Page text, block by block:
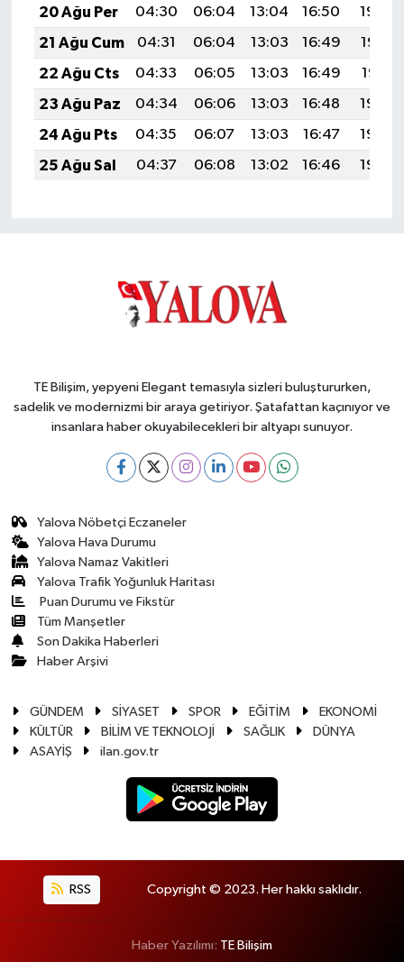
20 Ağu Per
04:30 06:04 13:04 16:50
19:54
21 Ağu Cum
04:31 06:04 13:03 16:49
19:52
22 Ağu Cts
04:33 06:05 13:03 16:49
19:51
23 Ağu Paz
04:34 06:06 13:03 16:48
19:50
24 Ağu Pts
04:35 06:07 13:03 16:47
19:48
25 Ağu Sal
04:37 06:08 13:02 16:46 19:46
TE Bilişim, yepyeni Elegant temasıyla sizleri buluştururken,
sadelik ve modernizmi bir araya getiriyor. Şatafattan kaçınıyor ve
insanlara haber okuyabilecekleri bir altyapı sunuyor.
Yalova Nöbetçi Eczaneler
Yalova Hava Durumu
Yalova Namaz Vakitleri
Yalova Trafik Yoğunluk Haritası
Puan Durumu ve Fikstür
Tüm Manşetler
Son Dakika Haberleri
Haber Arşivi
GÜNDEM SİYASET SPOR EĞİTİM
EKONOMİ
KÜLTÜR
BİLİM VE TEKNOLOJİ SAĞLIK
DÜNYA
ASAYİŞ
ilan.gov.tr
RSS Copyright © 2023. Her hakkı saklıdır.
Haber Yazılımı: TE Bilişim